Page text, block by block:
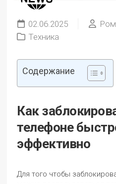
02.06.2025
Техника
Содержание
Как
телефоне
эффективно
Для того чтобы